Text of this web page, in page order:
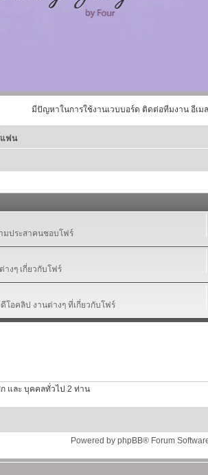
มีปัญหาในการใช้งานเวบบอร์ด ติดต่อทีมงาน อีเม
ฟน
ประสาคนชอบโฟร์
งๆ เกี่ยวกับโฟร์
โอคลิป งานต่างๆ ที่เกี่ยวกับโฟร์
และ บุคคลทั่วไป 2 ท่าน
Powered by phpBB® Forum